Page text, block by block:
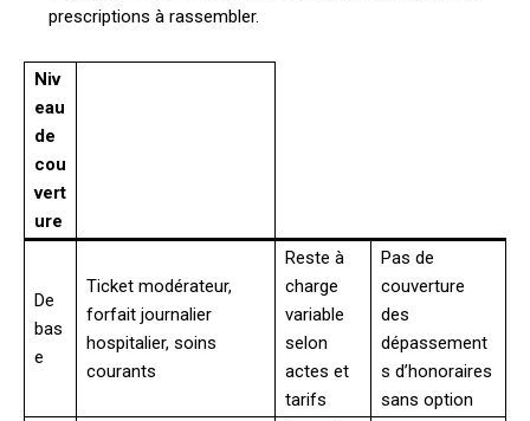
prescriptions à rassembler.
Niv
eau
de
cou
vert
ure
De
bas
e
Ticket modérateur,
forfait journalier
hospitalier, soins
courants
Reste à
charge
variable
selon
actes et
tarifs
Pas de
couverture
des
dépassement
s d’honoraires
sans option